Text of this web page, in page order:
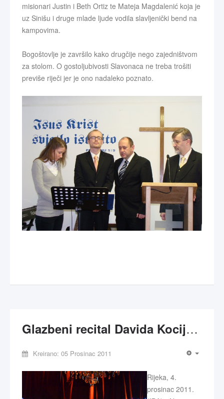
misionari Justin i Beth Ortiz te Mateja Magdalenić koja je
uz Sinišu i druge mlade ljude vodila slavljenički bend na
kampovima.
Bogoštovlje je završilo kako drugčije nego zajedništvom
za stolom. O gostoljubivosti Slavonaca ne treba trošiti
previše riječi jer je ono nadaleko poznato.
Glazbeni recital Davida Kocijana
Kreirano: 05 Prosinac 2011
Rijeka, 4.
prosinac 2011.